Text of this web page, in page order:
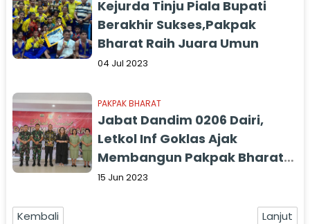
Kejurda Tinju Piala Bupati
Berakhir Sukses,Pakpak
Bharat Raih Juara Umun
04 Jul 2023
PAKPAK BHARAT
Jabat Dandim 0206 Dairi,
Letkol Inf Goklas Ajak
Membangun Pakpak Bharat
yang Damai Bersahaja dan
15 Jun 2023
Kembali Lanjut